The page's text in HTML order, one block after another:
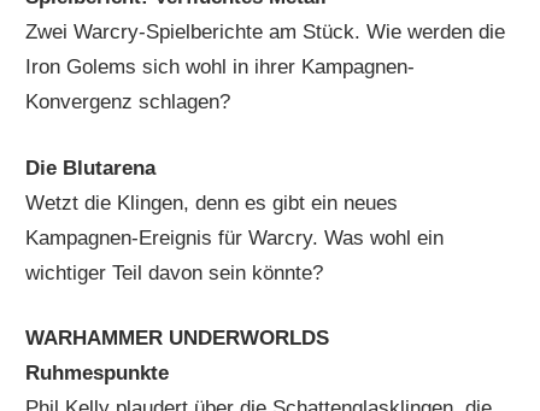
Zwei Warcry-Spielberichte am Stück. Wie werden die
Iron Golems sich wohl in ihrer Kampagnen-
Konvergenz schlagen?
Die Blutarena
Wetzt die Klingen, denn es gibt ein neues
Kampagnen-Ereignis für Warcry. Was wohl ein
wichtiger Teil davon sein könnte?
WARHAMMER UNDERWORLDS
Ruhmespunkte